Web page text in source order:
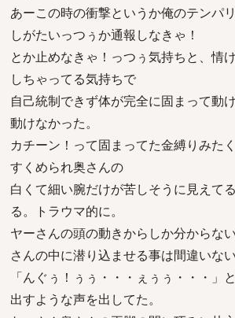
あーこの時の衝撃というか俺のテンパ
しがたいっつぅか通報しなきゃ！
とか止めなきゃ！っつぅ気持ちと、情
しちゃってる気持ちで
自己統制できず体が完全に固まって動
動けなかった。
カチーン！って固まってた金縛りみた
すくめられ奥さんの
白くて細い腕だけが苦しそうに見えて
る。トラウマ的に。
ヤーさんの頭の動きからしか分からな
さんの中に潜り込ませる事は間違いない
「んぐぅ！ぅぅ・・・ぇぅぅ・・・」
出すような声を出してた。